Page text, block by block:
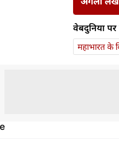
वेबदुनिया
महाभारत के